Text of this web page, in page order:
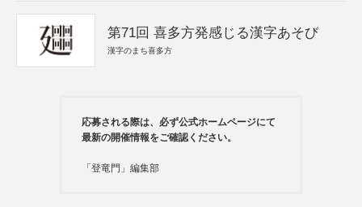
第71回 喜多方発感じる漢字あそび
漢字のまち喜多方
応募される際は、必ず公式ホームページにて
最新の開催情報をご確認ください。
「登竜門」編集部